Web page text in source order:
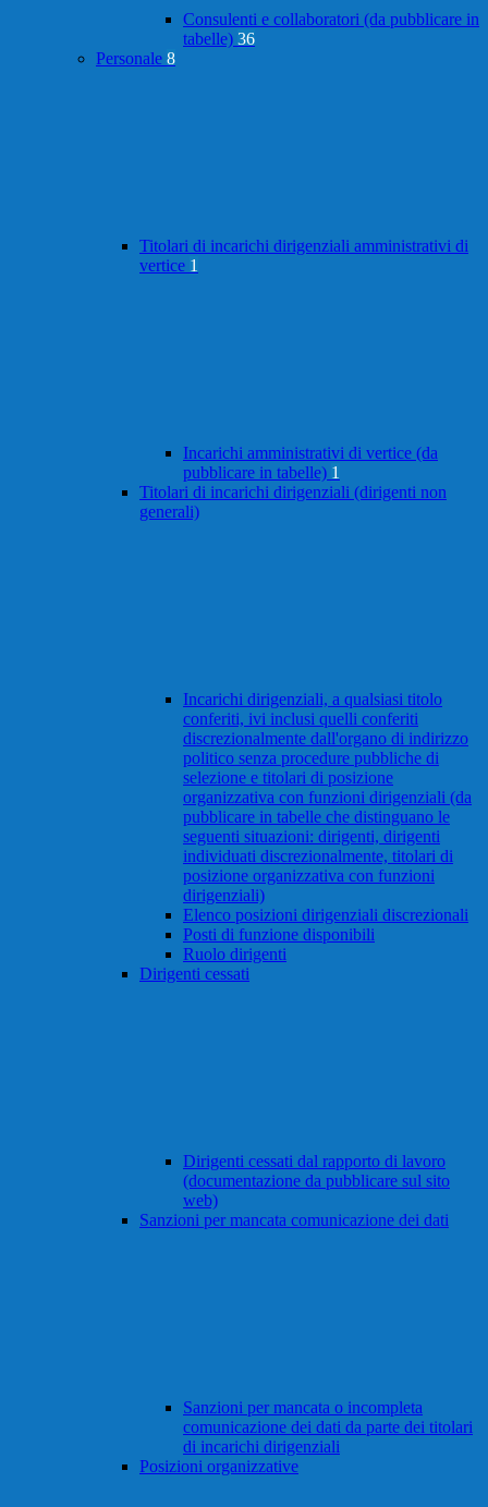
Consulenti e collaboratori (da pubblicare in
tabelle) 36
Personale 8
Titolari di incarichi dirigenziali amministrativi di
vertice 1
Incarichi amministrativi di vertice (da
pubblicare in tabelle) 1
Titolari di incarichi dirigenziali (dirigenti non
generali)
Incarichi dirigenziali, a qualsiasi titolo
conferiti, ivi inclusi quelli conferiti
discrezionalmente dall'organo di indirizzo
politico senza procedure pubbliche di
selezione e titolari di posizione
organizzativa con funzioni dirigenziali (da
pubblicare in tabelle che distinguano le
seguenti situazioni: dirigenti, dirigenti
individuati discrezionalmente, titolari di
posizione organizzativa con funzioni
dirigenziali)
Elenco posizioni dirigenziali discrezionali
Posti di funzione disponibili
Ruolo dirigenti
Dirigenti cessati
Dirigenti cessati dal rapporto di lavoro
(documentazione da pubblicare sul sito
web)
Sanzioni per mancata comunicazione dei dati
Sanzioni per mancata o incompleta
comunicazione dei dati da parte dei titolari
di incarichi dirigenziali
Posizioni organizzative